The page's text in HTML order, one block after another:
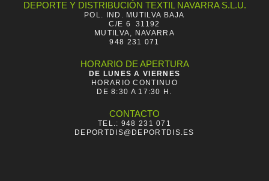
DEPORTE Y DISTRIBUCIÓN TEXTIL NAVARRA S.L.U.
POL. IND. MUTILVA BAJA
C/E 6 31192
MUTILVA, NAVARRA
948 231 071
HORARIO DE APERTURA
DE LUNES A VIERNES
HORARIO CONTINUO
DE 8:30 A 17:30 H.
CONTACTO
TEL.: 948 231 071
DEPORTDIS@DEPORTDIS.ES